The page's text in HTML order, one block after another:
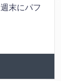
末にパフ